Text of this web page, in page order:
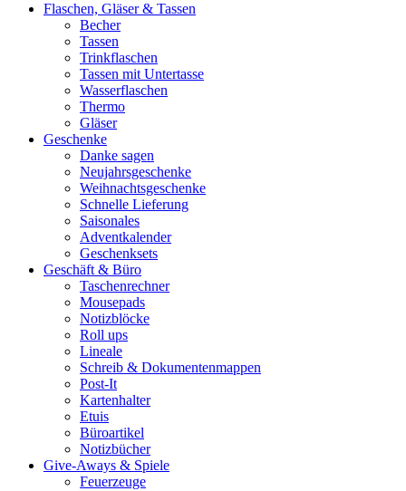
Flaschen, Gläser & Tassen
Becher
Tassen
Trinkflaschen
Tassen mit Untertasse
Wasserflaschen
Thermo
Gläser
Geschenke
Danke sagen
Neujahrsgeschenke
Weihnachtsgeschenke
Schnelle Lieferung
Saisonales
Adventkalender
Geschenksets
Geschäft & Büro
Taschenrechner
Mousepads
Notizblöcke
Roll ups
Lineale
Schreib & Dokumentenmappen
Post-It
Kartenhalter
Etuis
Büroartikel
Notizbücher
Give-Aways & Spiele
Feuerzeuge